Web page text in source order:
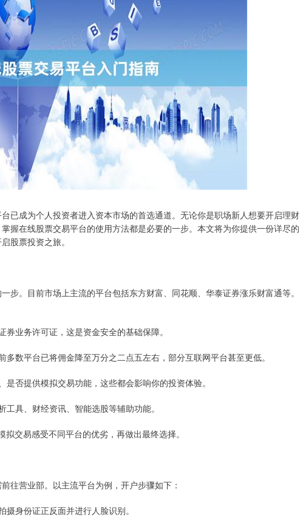
已成为个人投资者进入资本市场的首选通道。无论你是职场新人想要开启理财
握在线股票交易平台的使用方法都是必要的一步。本文将为你提供一份详尽的
股票投资之旅。
步。目前市场上主流的平台包括东方财富、同花顺、华泰证券涨乐财富通等。
业务许可证，这是资金安全的基础保障。
数平台已将佣金降至万分之二点五左右，部分互联网平台甚至更低。
否提供模拟交易功能，这些都会影响你的投资体验。
具、财经资讯、智能选股等辅助功能。
交易感受不同平台的优劣，再做出最终选择。
往营业部。以主流平台为例，开户步骤如下：
身份证正反面并进行人脸识别。